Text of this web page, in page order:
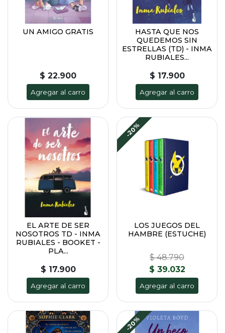
UN AMIGO GRATIS
$ 22.900
Agregar al carro
HASTA QUE NOS
QUEDEMOS SIN
ESTRELLAS (TD) - INMA
RUBIALES...
$ 17.900
Agregar al carro
EL ARTE DE SER
NOSOTROS TD - INMA
RUBIALES - BOOKET -
PLA...
$ 17.900
Agregar al carro
-20%
LOS JUEGOS DEL
HAMBRE (ESTUCHE)
$ 48.790
$ 39.032
Agregar al carro
-20%